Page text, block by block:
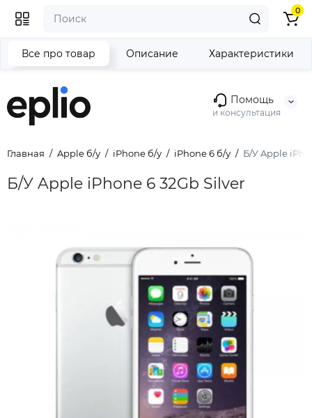
Помощь
и консультация
0
Главная Apple б/у iPhone б/у iPhone 6 б/у Б/У Apple
Б/У Apple iPhone 6 32Gb Silver
Все про товар Описание Характеристики